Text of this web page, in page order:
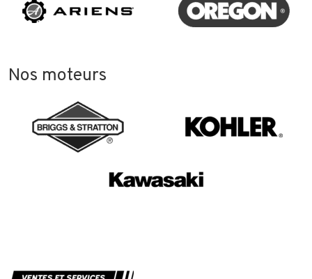
Nos moteurs